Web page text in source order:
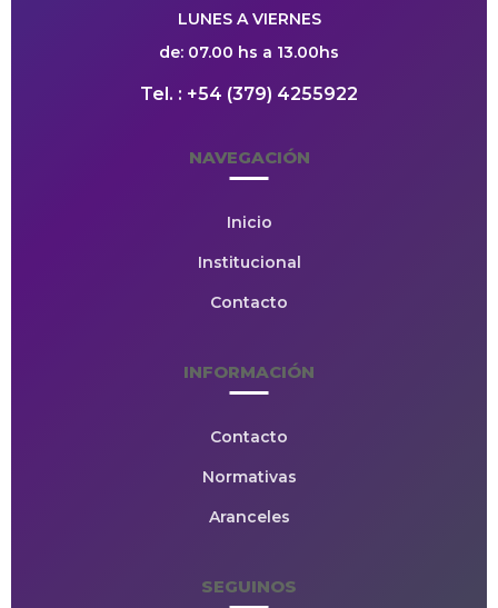
LUNES A VIERNES
de: 07.00 hs a 13.00hs
Tel. : +54 (379) 4255922
NAVEGACIÓN
Inicio
Institucional
Contacto
INFORMACIÓN
Contacto
Normativas
Aranceles
SEGUINOS